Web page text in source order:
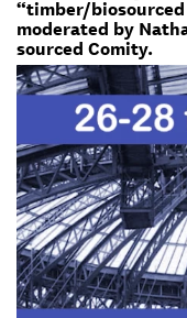
“timber/
moderated by
sourced Comity.